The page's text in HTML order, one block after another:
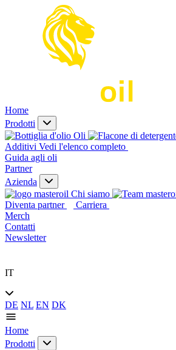
Home
Prodotti
Oli
Additivi Vedi l'elenco completo
Guida agli oli
Partner
Azienda
Chi siamo
Diventa partner
Carriera
Merch
Contatti
Newsletter
IT
DE NL EN DK
Home
Prodotti